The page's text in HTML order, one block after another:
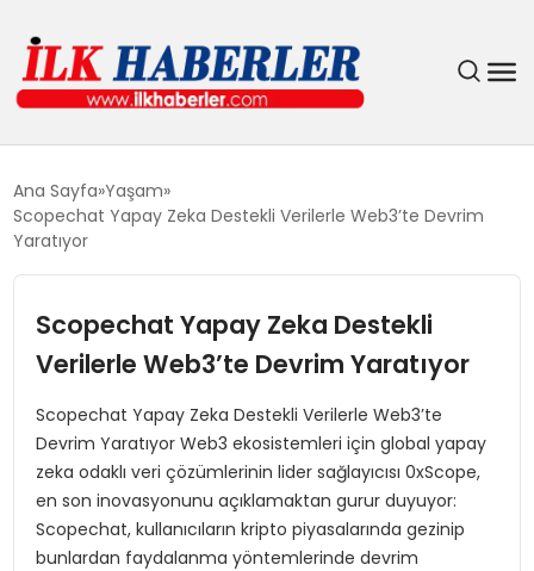
EĞITIM
GÜNDEM
MAGAZIN
SIYASET
SPOR
Ana Sayfa Yaşam
Scopechat Yapay Zeka Destekli Verilerle Web3’te Devrim
Yaratıyor
Scopechat Yapay Zeka Destekli
Verilerle Web3’te Devrim Yaratıyor
Scopechat Yapay Zeka Destekli Verilerle Web3’te
Devrim Yaratıyor Web3 ekosistemleri için global yapay
zeka odaklı veri çözümlerinin lider sağlayıcısı 0xScope,
en son inovasyonunu açıklamaktan gurur duyuyor:
Scopechat, kullanıcıların kripto piyasalarında gezinip
bunlardan faydalanma yöntemlerinde devrim